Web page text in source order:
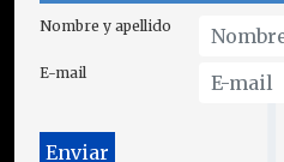
Nombre y apellido
E-mail